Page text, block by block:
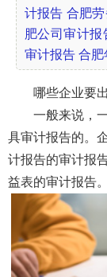
计报告 合肥
肥公司审计报
审计报告 合肥
哪些企业要出
一般来说，一
具审计报告的。
计报告的审计报
益表的审计报告。